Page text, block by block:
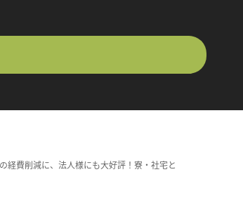
経費削減に、法人様にも大好評！寮・社宅と